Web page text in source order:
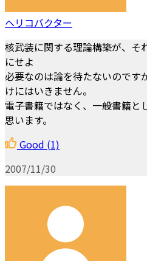
ヘリコバクター
核武装に関する理論構築が、そ
にせよ
必要なのは論を待たないのです
けにはいきません。
電子書籍ではなく、一般書籍と
思います。
Good (1)
2007/11/30